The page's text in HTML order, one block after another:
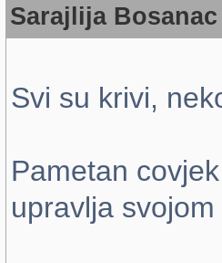
Sarajlija
Svi su krivi,
Pametan
upravlja